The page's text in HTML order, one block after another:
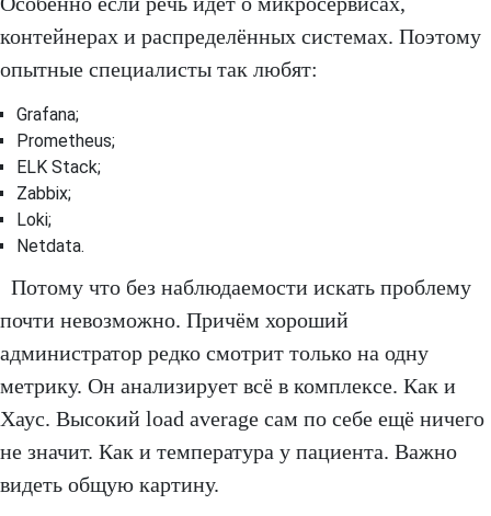
контейнерах и распределённых системах. Поэтому
опытные специалисты так любят:
Grafana;
Prometheus;
ELK Stack;
Zabbix;
Loki;
Netdata.
Потому что без наблюдаемости искать проблему
почти невозможно. Причём хороший
администратор редко смотрит только на одну
метрику. Он анализирует всё в комплексе. Как и
Хаус. Высокий load average сам по себе ещё ничего
не значит. Как и температура у пациента. Важно
видеть общую картину.